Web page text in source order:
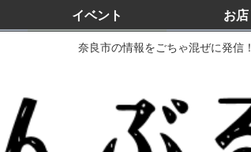
奈良市の情報をごちゃ混ぜに発信！
イベント お店